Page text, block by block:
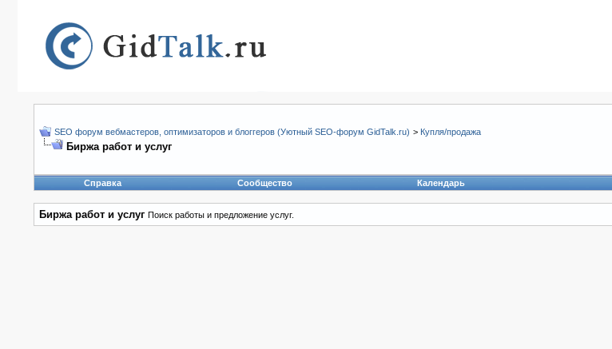
SEO форум вебмастеров, оптимизаторов и блоггеров (Уютный SEO-форум GidTalk.ru) > Купля/продажа
Биржа работ и услуг
Справка
Сообщество Календарь
Биржа работ и услуг Поиск работы и предложение услуг.